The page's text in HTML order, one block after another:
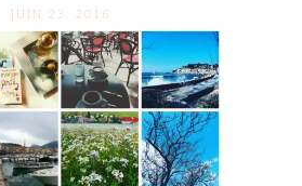
JUIN 23. 2016